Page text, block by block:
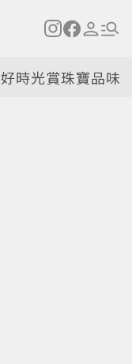
好時光賞珠寶品味